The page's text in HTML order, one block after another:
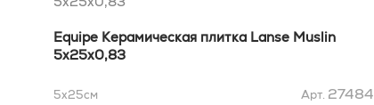
Equipe Керамическая плитка Lanse Muslin
5x25x0,83
5x25см Арт. 27484